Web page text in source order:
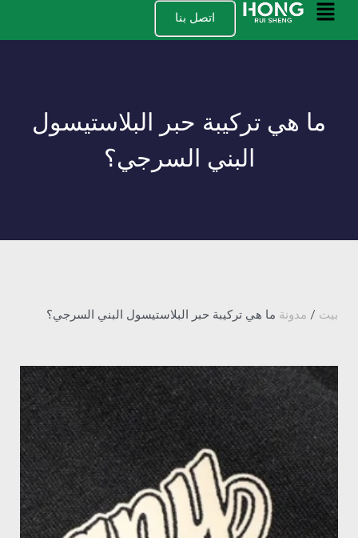
انتقلالقائمة
اتصل بنا
ما هي تركيبة حبر البلاستيسول
البني السرجي؟
بيت / مدونة ما هي تركيبة حبر البلاستيسول البني السرجي؟